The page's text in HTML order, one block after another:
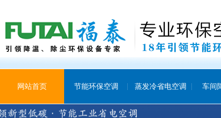
网站首页 节能环保空调 蒸发冷省电空调 车间